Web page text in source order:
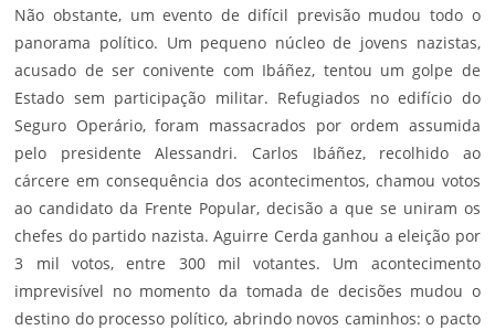
Não obstante, um evento de difícil previsão mudou todo o
panorama político. Um pequeno núcleo de jovens nazistas,
acusado de ser conivente com Ibáñez, tentou um golpe de
Estado sem participação militar. Refugiados no edifício do
Seguro Operário, foram massacrados por ordem assumida
pelo presidente Alessandri. Carlos Ibáñez, recolhido ao
cárcere em consequência dos acontecimentos, chamou votos
ao candidato da Frente Popular, decisão a que se uniram os
chefes do partido nazista. Aguirre Cerda ganhou a eleição por
3 mil votos, entre 300 mil votantes. Um acontecimento
imprevisível no momento da tomada de decisões mudou o
destino do processo político, abrindo novos caminhos: o pacto